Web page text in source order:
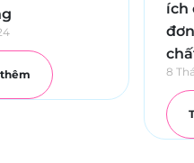
ích
8